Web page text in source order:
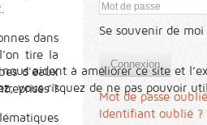
dans
tire la
d'eaux
?
Se souvenir de moi
Connexion
Mot de passe
Identifiant oublié ?
aident à améliorer ce site et
vous risquez de ne pas pouvoir